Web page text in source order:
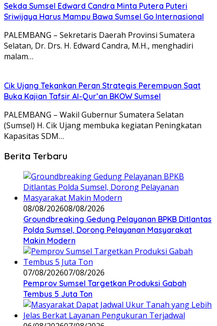
Sekda Sumsel Edward Candra Minta Putera Puteri
Sriwijaya Harus Mampu Bawa Sumsel Go Internasional
PALEMBANG – Sekretaris Daerah Provinsi Sumatera
Selatan, Dr. Drs. H. Edward Candra, M.H., menghadiri
malam…
Cik Ujang Tekankan Peran Strategis Perempuan Saat
Buka Kajian Tafsir Al-Qur’an BKOW Sumsel
PALEMBANG – Wakil Gubernur Sumatera Selatan
(Sumsel) H. Cik Ujang membuka kegiatan Peningkatan
Kapasitas SDM…
Berita Terbaru
08/08/202608/08/2026
Groundbreaking Gedung Pelayanan BPKB Ditlantas
Polda Sumsel, Dorong Pelayanan Masyarakat
Makin Modern
07/08/202607/08/2026
Pemprov Sumsel Targetkan Produksi Gabah
Tembus 5 Juta Ton